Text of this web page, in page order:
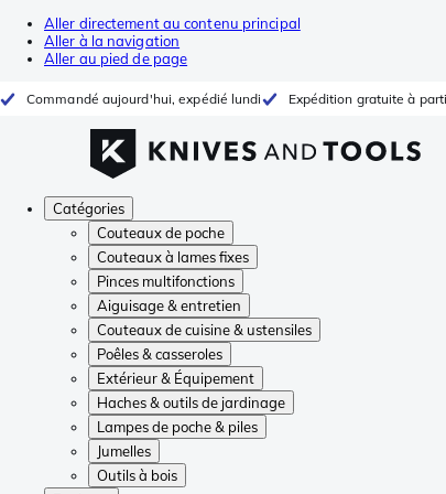
Aller directement au contenu principal
Aller à la navigation
Aller au pied de page
Commandé aujourd'hui, expédié lundi Expédition gratuite à
Catégories
Couteaux de poche
Couteaux à lames fixes
Pinces multifonctions
Aiguisage & entretien
Couteaux de cuisine & ustensiles
Poêles & casseroles
Extérieur & Équipement
Haches & outils de jardinage
Lampes de poche & piles
Jumelles
Outils à bois